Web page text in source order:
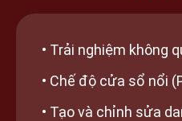
• Trải nghiệm không
• Chế độ cửa sổ nổi
• Tạo và chỉnh sửa